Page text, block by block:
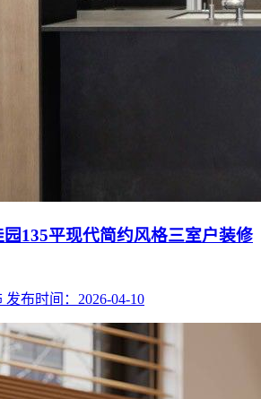
135平现代简约风格三室户装修
发布时间：2026-04-10